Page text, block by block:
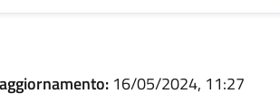
16/05/2024, 11:27